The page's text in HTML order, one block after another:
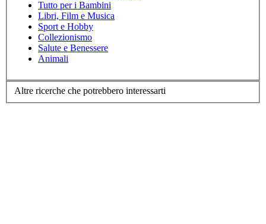
Tutto per i Bambini
Libri, Film e Musica
Sport e Hobby
Collezionismo
Salute e Benessere
Animali
Altre ricerche che potrebbero interessarti